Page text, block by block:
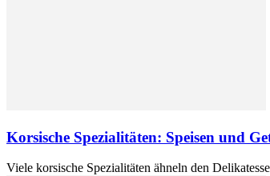
Korsische Spezialitäten: Speisen und
Viele korsische Spezialitäten ähneln den